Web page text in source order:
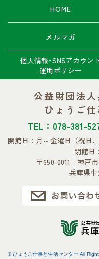
HOME
メルマガ
個人情報･SNSアカウン
運用ポリシー
公益財団法
ひょうご
TEL：078-381-
開館日：月～金曜日 （祝日
閉館日
〒650-0011 神戸
兵庫県
© ひょうご仕事と生活センター All Right